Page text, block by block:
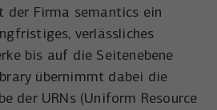
der Firma semantics ein
verlässliches
bis auf die Seitenebene
übernimmt dabei die
der URNs (Uniform Resource